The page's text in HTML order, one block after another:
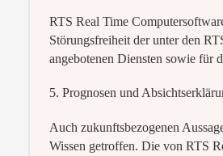
RTS Real Time
Störungsfreiheit der unter den
angebotenen Diensten sowie für
5. Prognosen und
Auch zukunftsbezogenen
Wissen getroffen. Die von RTS